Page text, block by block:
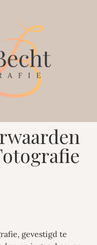
gevestigd te